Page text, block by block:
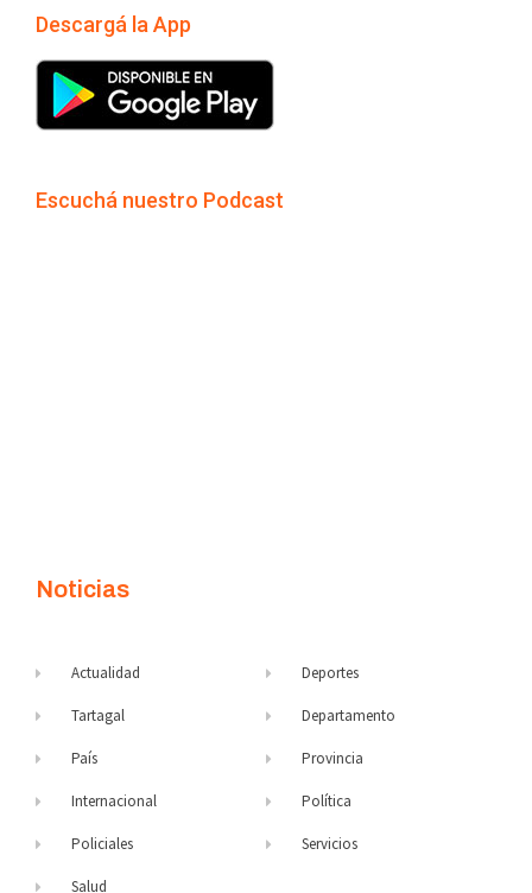
Descargá la App
Escuchá nuestro Podcast
Noticias
Actualidad
Tartagal
País
Internacional
Policiales
Salud
Deportes
Departamento
Provincia
Política
Servicios